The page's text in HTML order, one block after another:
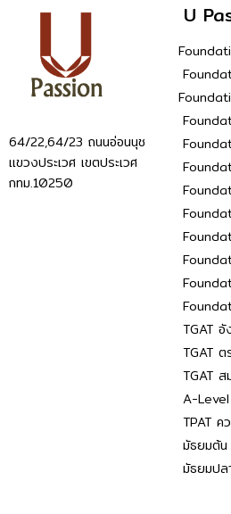
U
64/22,64/23 ถนนอ่อนนุช
แขวงประเวศ เขตประเวศ
กทม.10250
TGAT
TGAT ต
TGAT ส
A-Level
TPAT ค
มัธยมต้น
มัธยมป